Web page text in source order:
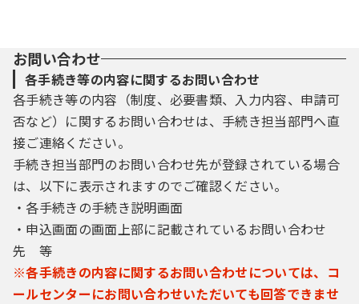
お問い合わせ
各手続き等の内容に関するお問い合わせ
各手続き等の内容（制度、必要書類、入力内容、申請可
否など）に関するお問い合わせは、手続き担当部門へ直
接ご連絡ください。
手続き担当部門のお問い合わせ先が登録されている場合
は、以下に表示されますのでご確認ください。
・各手続きの手続き説明画面
・申込画面の画面上部に記載されているお問い合わせ
先 等
※各手続きの内容に関するお問い合わせについては、コ
ールセンターにお問い合わせいただいても回答できませ